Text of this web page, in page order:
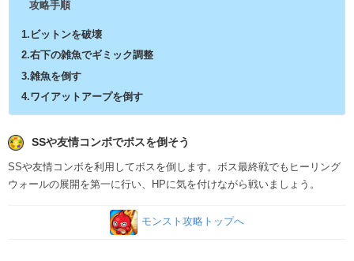
攻略手順
1.ビットンを破壊
2.右下の雑魚でギミック調整
3.雑魚を倒す
4.ワイアットアープを倒す
SSや友情コンボでボスを倒そう
SSや友情コンボを利用してボスを倒します。ボス最終戦でもヒーリング
ウォールの展開を第一に行い、HPに気を付けながら戦いましょう。
モンスト攻略トップへ